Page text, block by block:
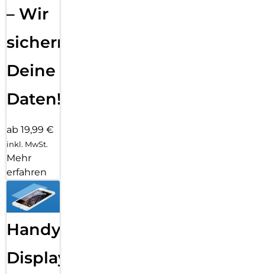
– Wir
sichern
Deine
Daten!
ab 19,99 €
inkl. MwSt.
Mehr
erfahren
Handy
Displayfolie